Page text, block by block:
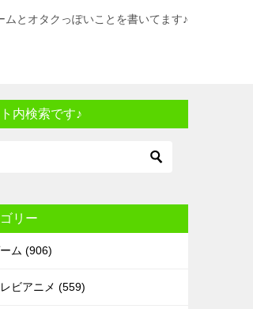
ムとオタクっぽいことを書いてます♪
内検索です♪
リー
ム (906)
ビアニメ (559)